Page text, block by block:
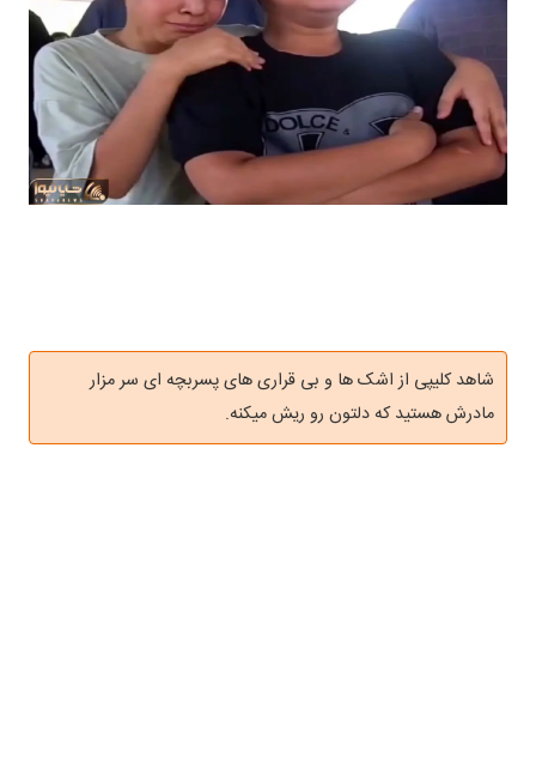
شاهد کلیپی از اشک ها و بی قراری های پسربچه ای سر مزار
مادرش هستید که دلتون رو ریش میکنه.